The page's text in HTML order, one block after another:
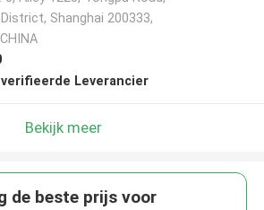
Shanghai 200333,
Leverancier
Bekijk meer
de beste prijs voor